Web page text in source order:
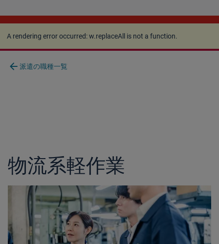
A rendering error occurred:w.replaceAll is not a
function.
A rendering error occurred:w.replaceAll is not a function.
arrow_back 派遣の職種一覧
物流系軽作業